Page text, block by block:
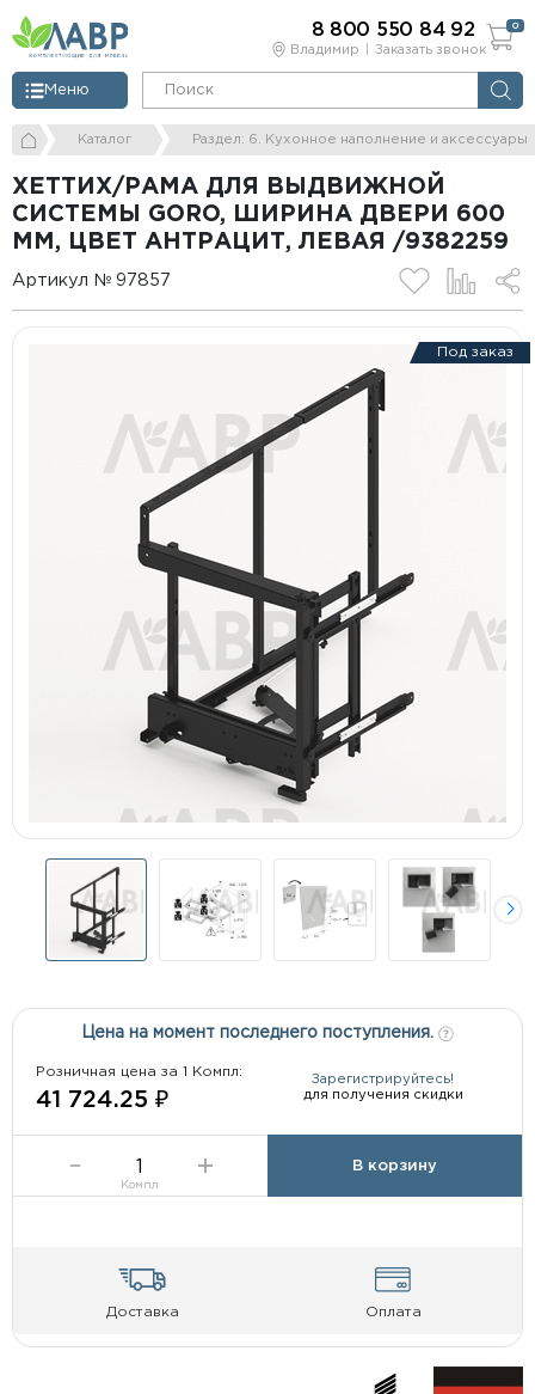
Владимир Заказать звонок
Меню
8 800 550 84 92 0
Каталог Раздел: 6. Кухонное наполнение и аксессуары
ХЕТТИХ/РАМА ДЛЯ ВЫДВИЖНОЙ
СИСТЕМЫ GORO, ШИРИНА ДВЕРИ 600
ММ, ЦВЕТ АНТРАЦИТ, ЛЕВАЯ /9382259
Артикул № 97857
Под заказ
Цена на момент последнего поступления.
Розничная цена за 1 Компл:
41 724.25 ₽
Зарегистрируйтесь!
для получения скидки
Компл
В корзину
Доставка Оплата